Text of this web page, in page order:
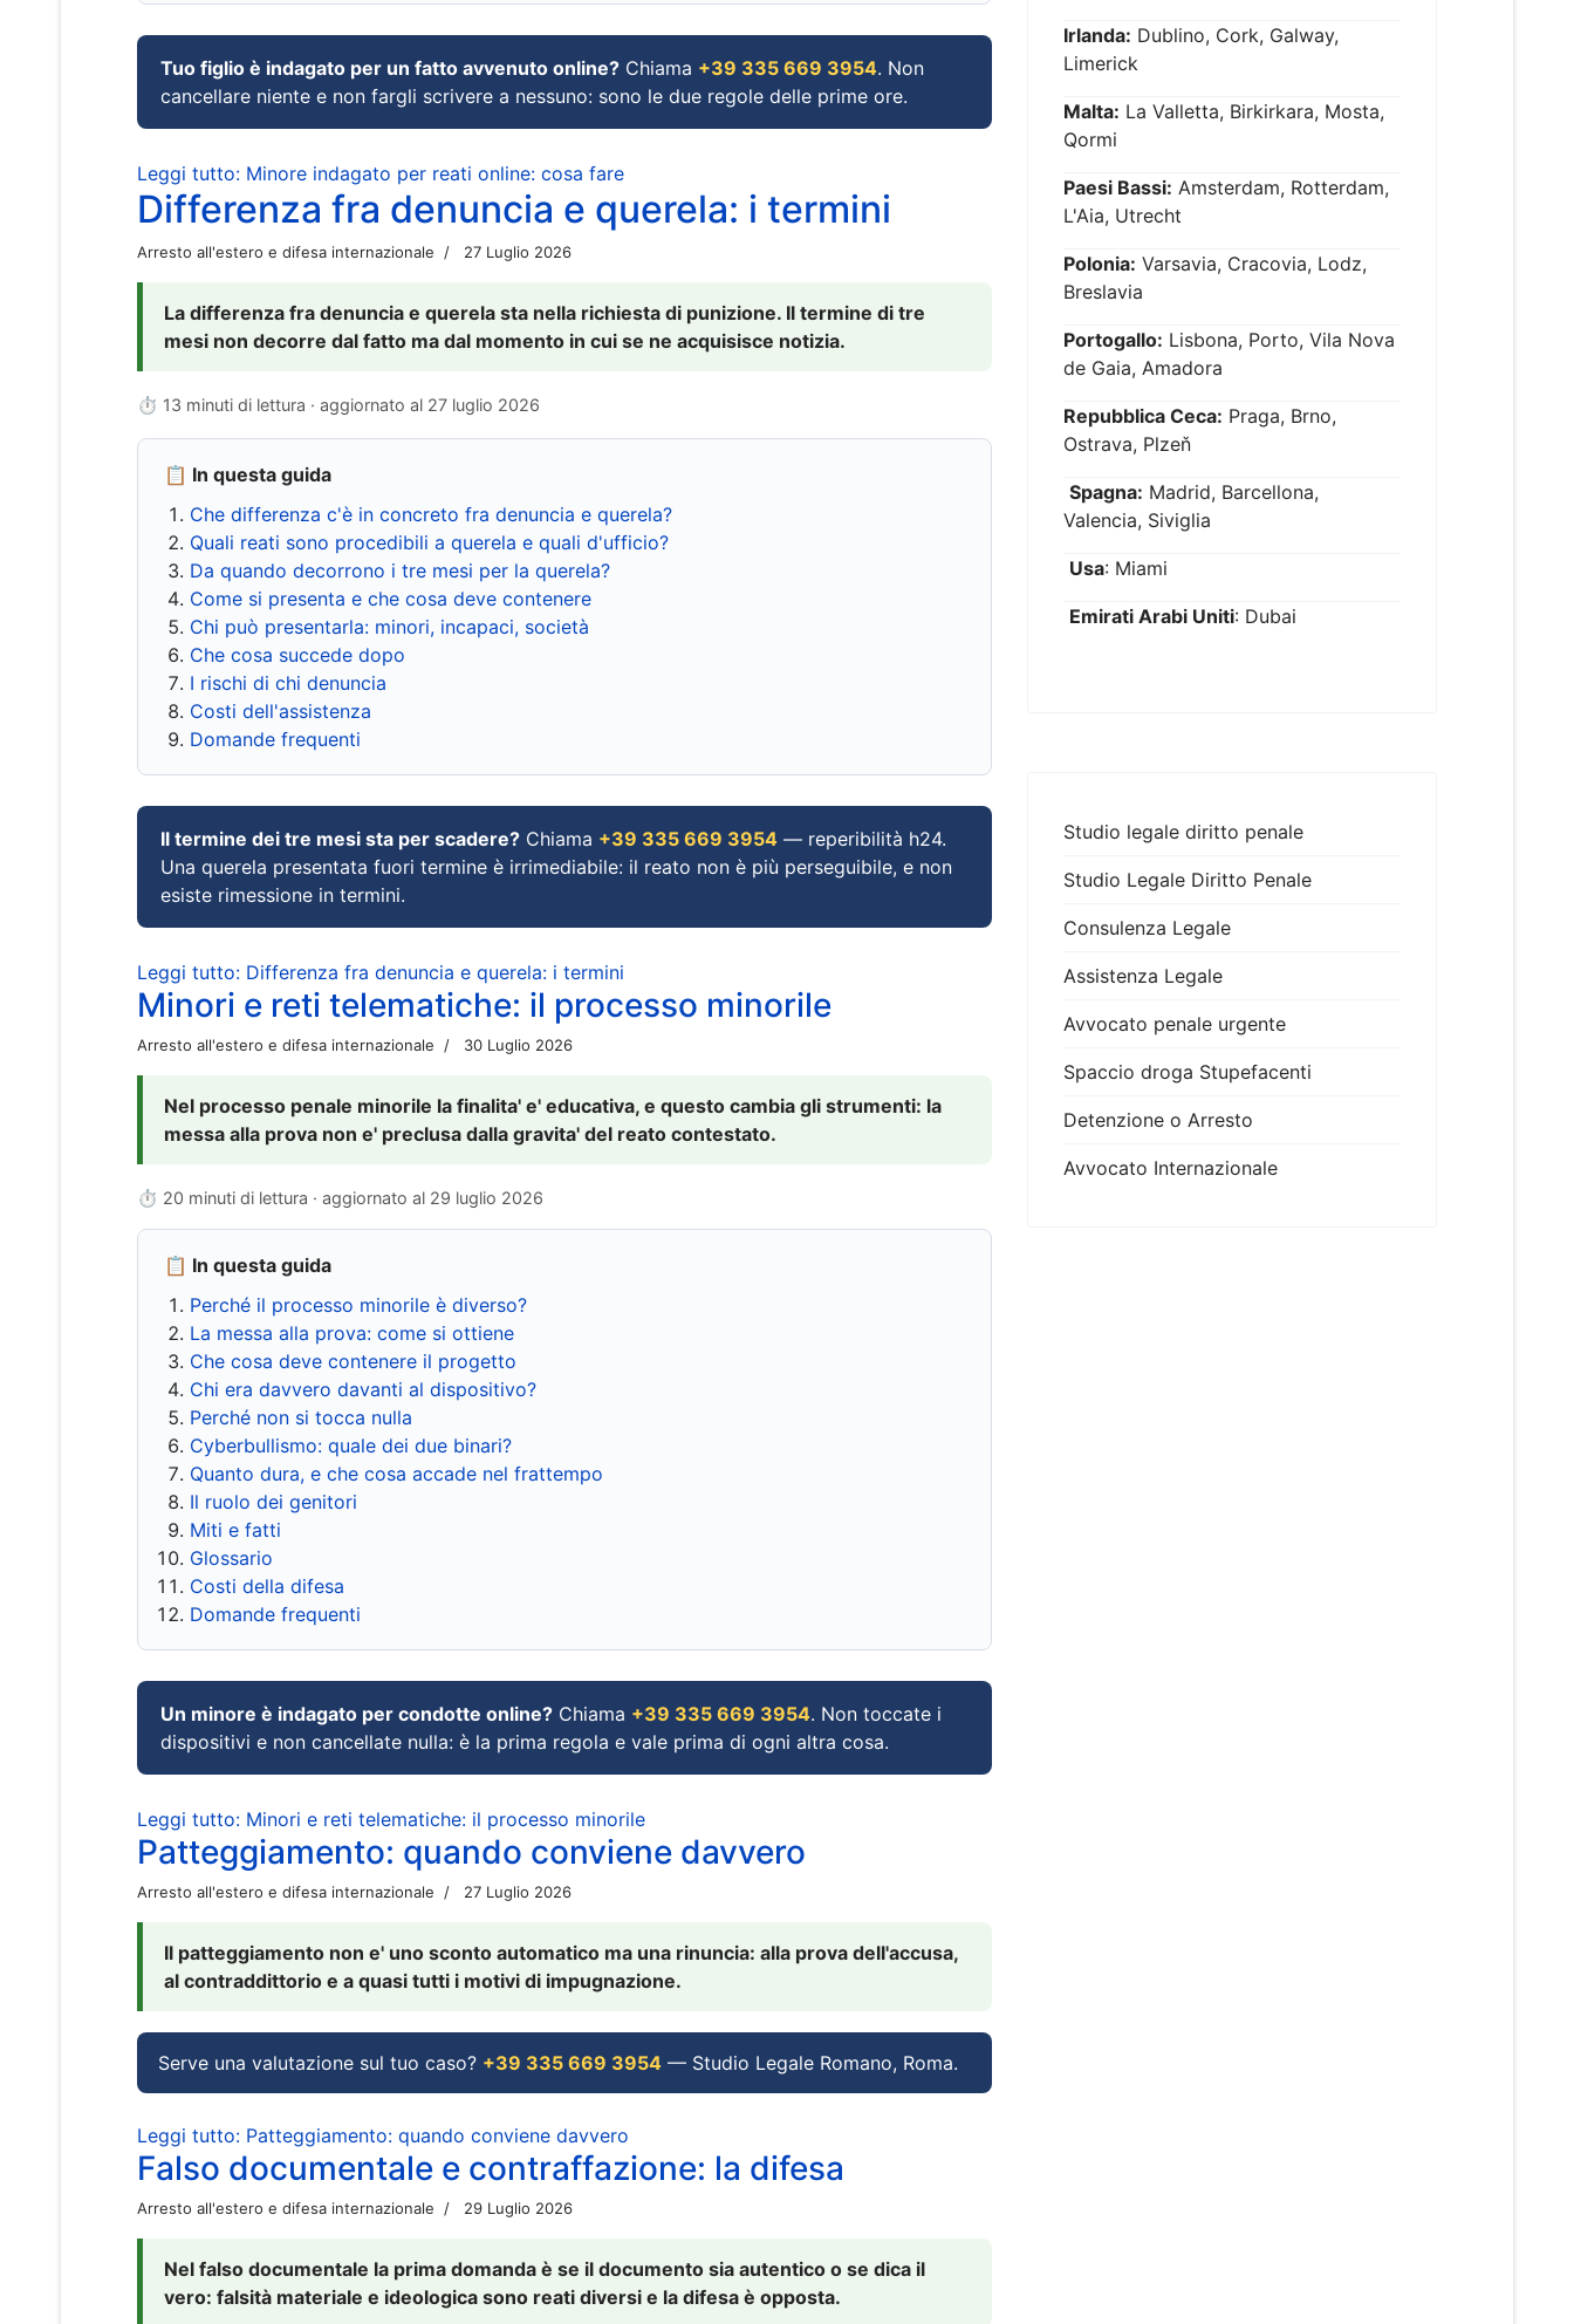
Tuo figlio è indagato per un fatto avvenuto online? Chiama +39 335 669 3954. Non
cancellare niente e non fargli scrivere a nessuno: sono le due regole delle prime ore.
Leggi tutto: Minore indagato per reati online: cosa fare
Differenza fra denuncia e querela: i termini
Arresto all'estero e difesa internazionale 27 Luglio 2026
La differenza fra denuncia e querela sta nella richiesta di punizione. Il termine di tre
mesi non decorre dal fatto ma dal momento in cui se ne acquisisce notizia.
⏱ 13 minuti di lettura · aggiornato al 27 luglio 2026
📋 In questa guida
Che differenza c'è in concreto fra denuncia e querela?
Quali reati sono procedibili a querela e quali d'ufficio?
Da quando decorrono i tre mesi per la querela?
Come si presenta e che cosa deve contenere
Chi può presentarla: minori, incapaci, società
Che cosa succede dopo
I rischi di chi denuncia
Costi dell'assistenza
Domande frequenti
Il termine dei tre mesi sta per scadere? Chiama +39 335 669 3954 — reperibilità h24.
Una querela presentata fuori termine è irrimediabile: il reato non è più perseguibile, e non
esiste rimessione in termini.
Leggi tutto: Differenza fra denuncia e querela: i termini
Minori e reti telematiche: il processo minorile
Arresto all'estero e difesa internazionale 30 Luglio 2026
Nel processo penale minorile la finalita' e' educativa, e questo cambia gli strumenti: la
messa alla prova non e' preclusa dalla gravita' del reato contestato.
⏱ 20 minuti di lettura · aggiornato al 29 luglio 2026
📋 In questa guida
Perché il processo minorile è diverso?
La messa alla prova: come si ottiene
Che cosa deve contenere il progetto
Chi era davvero davanti al dispositivo?
Perché non si tocca nulla
Cyberbullismo: quale dei due binari?
Quanto dura, e che cosa accade nel frattempo
Il ruolo dei genitori
Miti e fatti
Glossario
Costi della difesa
Domande frequenti
Un minore è indagato per condotte online? Chiama +39 335 669 3954. Non toccate i
dispositivi e non cancellate nulla: è la prima regola e vale prima di ogni altra cosa.
Leggi tutto: Minori e reti telematiche: il processo minorile
Patteggiamento: quando conviene davvero
Arresto all'estero e difesa internazionale 27 Luglio 2026
Il patteggiamento non e' uno sconto automatico ma una rinuncia: alla prova dell'accusa,
al contraddittorio e a quasi tutti i motivi di impugnazione.
Serve una valutazione sul tuo caso? +39 335 669 3954 — Studio Legale Romano, Roma.
Leggi tutto: Patteggiamento: quando conviene davvero
Falso documentale e contraffazione: la difesa
Arresto all'estero e difesa internazionale 29 Luglio 2026
Nel falso documentale la prima domanda è se il documento sia autentico o se dica il
vero: falsità materiale e ideologica sono reati diversi e la difesa è opposta.
Irlanda: Dublino, Cork, Galway,
Limerick
Malta: La Valletta, Birkirkara, Mosta,
Qormi
Paesi Bassi: Amsterdam, Rotterdam,
L'Aia, Utrecht
Polonia: Varsavia, Cracovia, Lodz,
Breslavia
Portogallo: Lisbona, Porto, Vila Nova
de Gaia, Amadora
Repubblica Ceca: Praga, Brno,
Ostrava, Plzeň
Spagna: Madrid, Barcellona,
Valencia, Siviglia
Usa: Miami
Emirati Arabi Uniti: Dubai
Studio legale diritto penale
Studio Legale Diritto Penale
Consulenza Legale
Assistenza Legale
Avvocato penale urgente
Spaccio droga Stupefacenti
Detenzione o Arresto
Avvocato Internazionale